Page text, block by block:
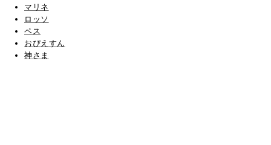
マリネ
ロッソ
ペス
おぴえすん
神さま